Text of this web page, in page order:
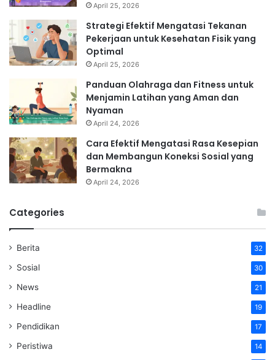
April 25, 2026
Strategi Efektif Mengatasi Tekanan
Pekerjaan untuk Kesehatan Fisik yang
Optimal
April 25, 2026
Panduan Olahraga dan Fitness untuk
Menjamin Latihan yang Aman dan
Nyaman
April 24, 2026
Cara Efektif Mengatasi Rasa Kesepian
dan Membangun Koneksi Sosial yang
Bermakna
April 24, 2026
Categories
Berita 32
Sosial 30
News 21
Headline 19
Pendidikan 17
Peristiwa 14